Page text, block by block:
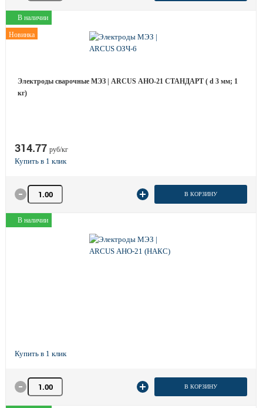
В наличии
Новинка
Электроды сварочные МЭЗ | ARCUS АНО-21 СТАНДАРТ ( d 3 мм; 1
кг)
314.77 руб/кг
Количество товара В КОРЗИНУ
В наличии
Количество товара В КОРЗИНУ